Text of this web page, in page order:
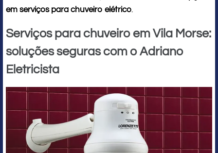
em serviços para chuveiro elétrico.
Serviços para chuveiro em Vila Morse:
soluções seguras com o Adriano
Eletricista